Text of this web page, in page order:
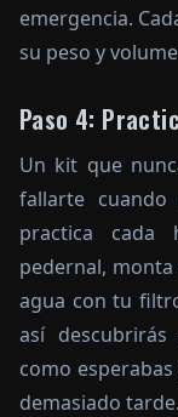
emergencia.
su peso y
Paso 4:
Un kit que
fallarte
practica cada
pedernal,
agua con tu
así
como
demasiado tarde.